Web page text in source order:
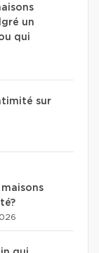
un
qui
sur